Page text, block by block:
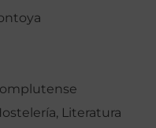
Literatura